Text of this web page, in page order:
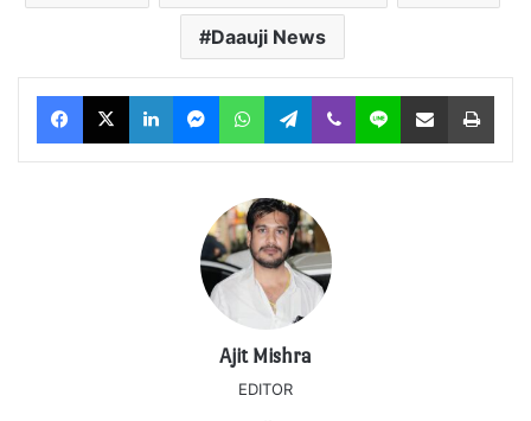
Daauji News
Facebook
X LinkedInMessengerWhatsAppTelegram
Viber Line Share via Email Print
Ajit Mishra
EDITOR